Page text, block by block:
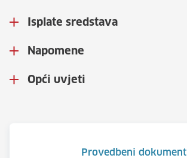
Isplate sredstava
Napomene
Opći uvjeti
Provedbeni dokument